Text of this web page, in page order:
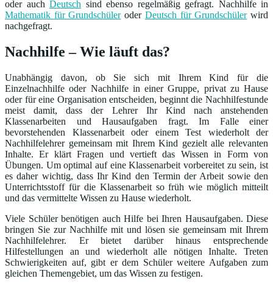
oder auch Deutsch sind ebenso regelmäßig gefragt. Nachhilfe in
Mathematik für Grundschüleroder Deutsch für Grundschülerwird
nachgefragt.
Nachhilfe – Wie läuft das?
Unabhängig davon, ob Sie sich mit Ihrem Kind für die
Einzelnachhilfe oder Nachhilfe in einer Gruppe, privat zu Hause
oder für eine Organisation entscheiden, beginnt die Nachhilfestunde
meist damit, dass der Lehrer Ihr Kind nach anstehenden
Klassenarbeiten und Hausaufgaben fragt. Im Falle einer
bevorstehenden Klassenarbeit oder einem Test wiederholt der
Nachhilfelehrer gemeinsam mit Ihrem Kind gezielt alle relevanten
Inhalte. Er klärt Fragen und vertieft das Wissen in Form von
Übungen. Um optimal auf eine Klassenarbeit vorbereitet zu sein, ist
es daher wichtig, dass Ihr Kind den Termin der Arbeit sowie den
Unterrichtsstoff für die Klassenarbeit so früh wie möglich mitteilt
und das vermittelte Wissen zu Hause wiederholt.
Viele Schüler benötigen auch Hilfe bei Ihren Hausaufgaben. Diese
bringen Sie zur Nachhilfe mit und lösen sie gemeinsam mit Ihrem
Nachhilfelehrer. Er bietet darüber hinaus entsprechende
Hilfestellungen an und wiederholt alle nötigen Inhalte. Treten
Schwierigkeiten auf, gibt er dem Schüler weitere Aufgaben zum
gleichen Themengebiet, um das Wissen zu festigen.